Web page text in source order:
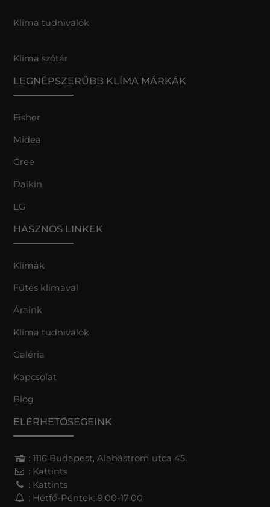
Klíma tudnivalók
Klíma szótár
LEGNÉPSZERŰBB KLÍMA MÁRKÁK
Fisher
Midea
Gree
Daikin
LG
HASZNOS LINKEK
Klímák
Fűtés klímával
Áraink
Klíma tudnivalók
Galéria
Kapcsolat
Blog
ELÉRHETŐSÉGEINK
: 1116 Budapest, Alabástrom utca 45.
: Kattints
: Kattints
: Hétfő-Péntek: 9:00-17:00